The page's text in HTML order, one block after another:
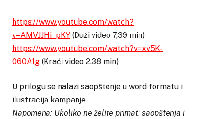
https://www.youtube.com/watch?
v=AMVJJHi_pKY (Duži video 7,39 min)
https://www.youtube.com/watch?v=xv5K-
060A1g (Kraći video 2.38 min)
U prilogu se nalazi saopštenje u word formatu i
ilustracija kampanje.
Napomena: Ukoliko ne želite primati saopštenja i